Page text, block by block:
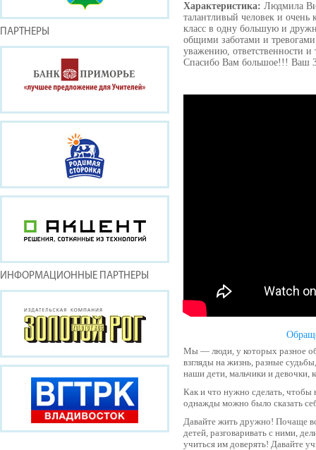
ПАРТНЕРЫ
ИНФОРМАЦИОННЫЕ ПАРТНЕРЫ
Характеристика: Людмила
талантливый человек и
класс в одну большую и
общими заботами и
уважению, ответственности
Спасибо Вам большое!!! Ваш
Мы — люди, у которых разное
взгляды на жизнь, разные
наши дети, мальчики и девочки,
Как и что нужно сделать,
однажды можно было сказать
Давайте жить дружно! Почаще
детей, разговаривать с ними,
учиться им доверять! Давайте